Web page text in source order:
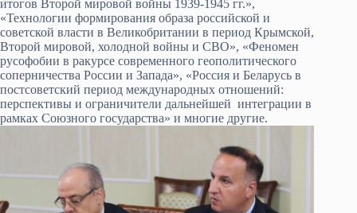
итогов Второй мировой войны 1939-1945 гг.»,
«Технологии формирования образа российской и
советской власти в Великобритании в период Крымской,
Второй мировой, холодной войны и СВО», «Феномен
русофобии в ракурсе современного геополитического
соперничества России и Запада», «Россия и Беларусь в
постсоветский период международных отношений:
перспективы и ограничители дальнейшей интеграции в
рамках Союзного государства» и многие другие.